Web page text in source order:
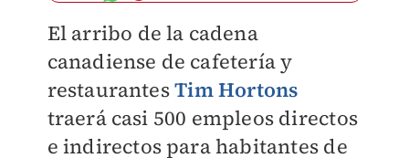
El arribo de la cadena
canadiense de cafetería y
restaurantesTim Hortons
traerá casi 500 empleos directos
e indirectos para habitantes de